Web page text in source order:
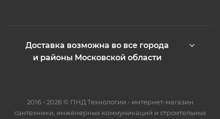
Доставка возможна во все города
и районы Московской области
2016 - 2026 © ПНД Технологии - интернет-магазин
сантехники, инженерных коммуникаций и строительных